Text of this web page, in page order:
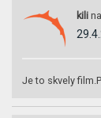
kili
Je to skvely